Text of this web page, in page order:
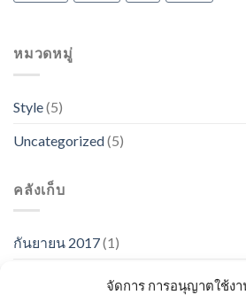
จัดการ การอนุญาตใช้ง
หมวดหมู่
Style(5)
Uncategorized(5)
คลังเก็บ
กันยายน 2017(1)
(1)